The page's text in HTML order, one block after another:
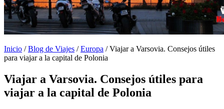
Inicio /Blog de Viajes /Europa /Viajar a Varsovia. Consejos útiles
para viajar a la capital de Polonia
Viajar a Varsovia. Consejos útiles para
viajar a la capital de Polonia